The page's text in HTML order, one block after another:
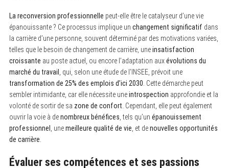
La reconversion professionnelle peut-elle être le catalyseur d’une vie
épanouissante ? Ce processus implique un changement significatif dans
la carrière d’une personne, souvent déterminé par des motivations variées,
telles que le besoin de changement de carrière, uneinsatisfaction
croissante au poste actuel, ou encore l’adaptation auxévolutions du
marché du travail , qui, selon une étude de l’INSEE, prévoit une
transformation de 25% des emplois d’ici 2030 . Cette démarche peut
sembler intimidante, car elle nécessite uneintrospection approfondie et la
volonté de sortir de sa zone de confort . Cependant, elle peut également
ouvrir la voie à denombreux bénéfices , tels qu’un épanouissement
professionnel , unemeilleure qualité de vie , et denouvelles opportunités
de carrière
Évaluer ses compétences et ses passions